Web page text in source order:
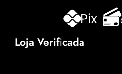
Loja Verificada